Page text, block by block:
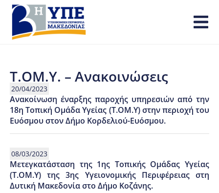
Τ.ΟΜ.Υ. – Ανακοινώσεις
20/04/2023
Ανακοίνωση έναρξης παροχής υπηρεσιών από την
18η Τοπική Ομάδα Υγείας (Τ.ΟΜ.Υ) στην περιοχή του
Ευόσμου στον Δήμο Κορδελιού-Ευόσμου.
08/03/2023
Μετεγκατάσταση της 1ης Τοπικής Ομάδας Υγείας
(Τ.ΟΜ.Υ) της 3ης Υγειονομικής Περιφέρειας στη
Δυτική Μακεδονία στο Δήμο Κοζάνης.